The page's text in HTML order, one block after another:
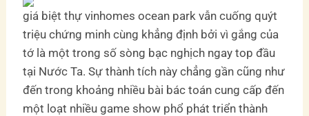
giá biệt thự vinhomes ocean park vẫn cuống quýt
triệu chứng minh cùng khẳng định bởi vì gắng của
tớ là một trong số sòng bạc nghịch ngay top đầu
tại Nước Ta. Sự thành tích này chẳng gần cũng như
đến trong khoảng nhiều bài bác toán cung cấp đến
một loạt nhiều game show phổ phát triển thành